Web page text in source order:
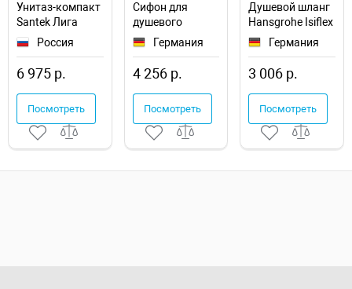
Унитаз-компакт
Santek Лига
1.WH30.2.197
Россия
6 975 р.
Посмотреть
Сифон для
душевого
поддона RGW S-
016 50241600-
01
Германия
4 256 р.
Посмотреть
Душевой шланг
Hansgrohe Isiflex
28276000Германия
3 006 р.
Посмотреть